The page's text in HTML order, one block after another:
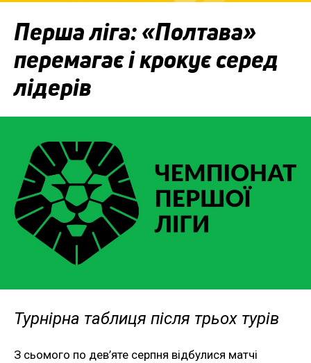
Перша ліга: «Полтава»
перемагає і крокує серед
лідерів
Турнірна таблиця після трьох турів
З сьомого по дев’яте серпня відбулися матчі